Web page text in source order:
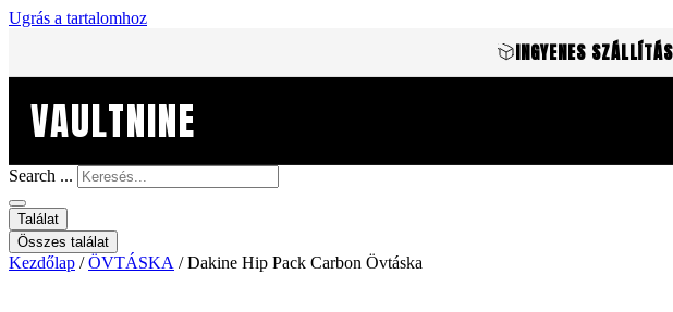
Ugrás a tartalomhoz
INGYENES SZÁLLÍTÁS
VAULTNINE
Search ...
Találat
Összes találat
Kezdőlap /ÖVTÁSKA / Dakine Hip Pack Carbon Övtáska